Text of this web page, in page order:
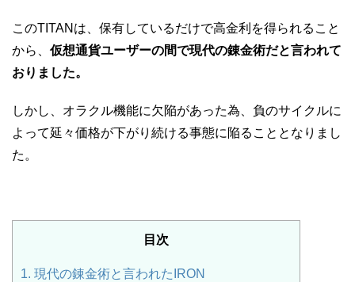
このTITANは、保有しているだけで高金利を得られること
から、 仮想通貨ユーザーの間で現代の錬金術だと言われて
おりました。
しかし、オラクル機能に欠陥があった為、負のサイクルに
よって延々価格が下がり続ける事態に陥ることとなりまし
た。
目次
1. 現代の錬金術と言われたIRON